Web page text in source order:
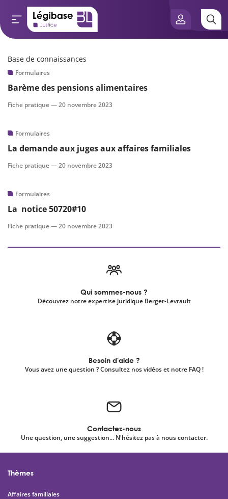
de l’expert
Base de connaissances
Formulaires
Barème des pensions alimentaires
Fiche pratique —20 novembre 2023
Formulaires
La demande aux juges aux affaires familiales
Fiche pratique —20 novembre 2023
Formulaires
La notice 50720#10
Fiche pratique —20 novembre 2023
Qui sommes-nous ?
Découvrez notre expertise juridique Berger-Levrault
Besoin d'aide ?
Vous avez une question ? Consultez nos vidéos et notre FAQ !
Contactez-nous
Une question, une suggestion... N'hésitez pas à nous contacter.
Thèmes
Affaires familiales